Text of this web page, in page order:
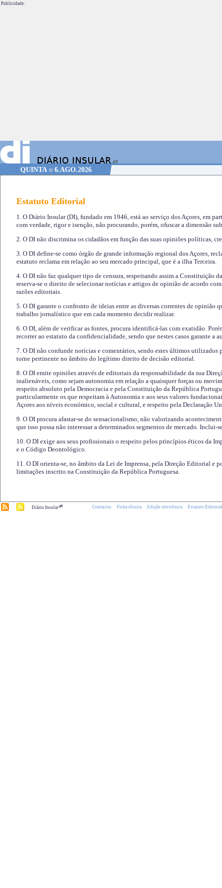
Publicidade.
QUINTAo 6.AGO.2026
Estatuto Editorial
1. O Diário Insular (DI), fundado em 1946, está ao serviço dos Açores, em
com verdade, rigor e isenção, não procurando, porém, ofuscar a dimensão
2. O DI não discrimina os cidadãos em função das suas opiniões políticas,
3. O DI define-se como órgão de grande informação regional dos Açores,
estatuto reclama em relação ao seu mercado principal, que é a ilha Terceira.
4. O DI não faz qualquer tipo de censura, respeitando assim a Constituição
reserva-se o direito de selecionar notícias e artigos de opinião de acordo
razões editoriais.
5. O DI garante o confronto de ideias entre as diversas correntes de opinião
trabalho jornalístico que em cada momento decidir realizar.
6. O DI, além de verificar as fontes, procura identificá-las com exatidão.
recorrer ao estatuto da confidencialidade, sendo que nestes casos garante a
7. O DI não confunde notícias e comentários, sendo estes últimos utilizados
torne pertinente no âmbito do legítimo direito de decisão editorial.
8. O DI emite opiniões através de editoriais da responsabilidade da sua
inalienáveis, como sejam autonomia em relação a quaisquer forças ou
respeito absoluto pela Democracia e pela Constituição da República
particularmente os que respeitam à Autonomia e aos seus valores
Açores aos níveis económico, social e cultural, e respeito pela Declaração
9. O DI procura afastar-se do sensacionalismo, não valorizando
que isso possa não interessar a determinados segmentos de mercado.
10. O DI exige aos seus profissionais o respeito pelos princípios éticos da
e o Código Deontológico.
11. O DI orienta-se, no âmbito da Lei de Imprensa, pela Direção Editorial e
limitações inscrito na Constituição da República Portuguesa.
Diário Insular.pt Contactos Ficha técnica Edição electrónica Estatuto Editorial